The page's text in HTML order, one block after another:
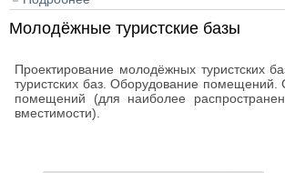
Молодёжные туристские базы
Проектирование молодёжных туристских
туристских баз. Оборудование помещений.
помещений (для наиболее
вместимости).